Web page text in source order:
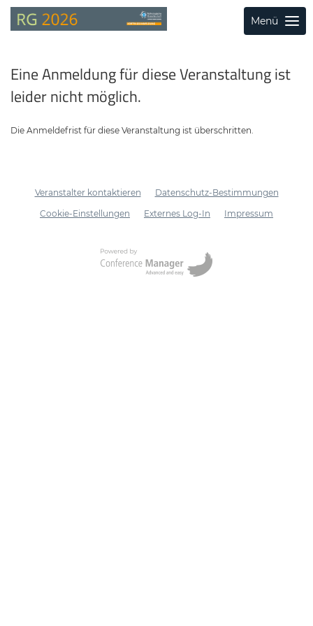
Menü
Eine Anmeldung für diese Veranstaltung ist
leider nicht möglich.
Die Anmeldefrist für diese Veranstaltung ist überschritten.
Veranstalter kontaktieren
Datenschutz-Bestimmungen
Cookie-Einstellungen
Externes Log-In Impressum